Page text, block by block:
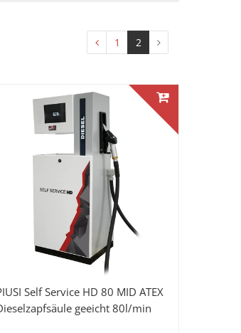
1 2
Self Service HD 80 MID ATEX
geeicht 80l/min